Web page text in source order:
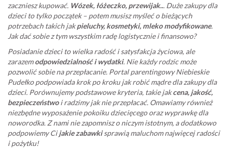
zaczniesz kupować. Wózek, łóżeczko, przewijak... Duże zakupy dla
dzieci to tylko początek – potem musisz myśleć o bieżących
potrzebach takich jakpieluchy, kosmetyki, mleko modyfikowane.
Jak dać sobie z tym wszystkim radę logistycznie i finansowo?
Posiadanie dzieci to wielka radość i satysfakcja życiowa, ale
zarazemodpowiedzialność i wydatki. Nie każdy rodzic może
pozwolić sobie na przepłacanie. Portal parentingowy Niebieskie
Pudełko podpowiada krok po kroku jak robić mądre dla zakupy dla
dzieci. Porównujemy podstawowe kryteria, takie jakcena, jakość,
bezpieczeństwoi radzimy jak nie przepłacać. Omawiamy również
niezbędne wyposażenie pokoiku dziecięcego oraz wyprawkę dla
noworodka. Z nami nie zapomnisz o niczym istotnym, a dodatkowo
podpowiemy Cijakie zabawkisprawią maluchom najwięcej radości
i pożytku!